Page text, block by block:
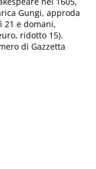
Gungi, approda
21 e domani,
ridotto 15).
di Gazzetta